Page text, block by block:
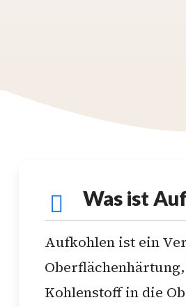
Was ist
Aufkohlen ist ein
Kohlenstoff in die